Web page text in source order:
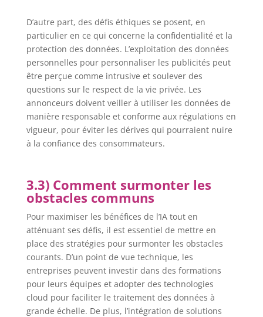
D’autre part, des défis éthiques se posent, en
particulier en ce qui concerne la confidentialité et la
protection des données. L’exploitation des données
personnelles pour personnaliser les publicités peut
être perçue comme intrusive et soulever des
questions sur le respect de la vie privée. Les
annonceurs doivent veiller à utiliser les données de
manière responsable et conforme aux régulations en
vigueur, pour éviter les dérives qui pourraient nuire
à la confiance des consommateurs.
3.3) Comment surmonter les
obstacles communs
Pour maximiser les bénéfices de l’IA tout en
atténuant ses défis, il est essentiel de mettre en
place des stratégies pour surmonter les obstacles
courants. D’un point de vue technique, les
entreprises peuvent investir dans des formations
pour leurs équipes et adopter des technologies
cloud pour faciliter le traitement des données à
grande échelle. De plus, l’intégration de solutions